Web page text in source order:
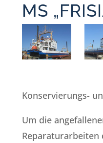
MS
Konservierungs-
Um die
Reparaturarbeiten